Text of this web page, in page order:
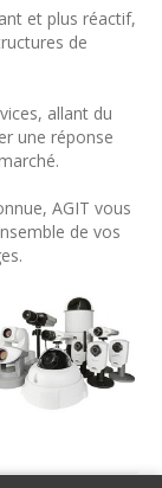
et plus réactif,
de
allant du
une réponse
AGIT vous
de vos